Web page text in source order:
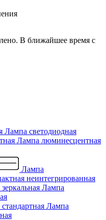
В ближайшее время с
Лампа светодиодная
Лампа люминесцентная
Лампа
неинтегрированная
Лампа
Лампа